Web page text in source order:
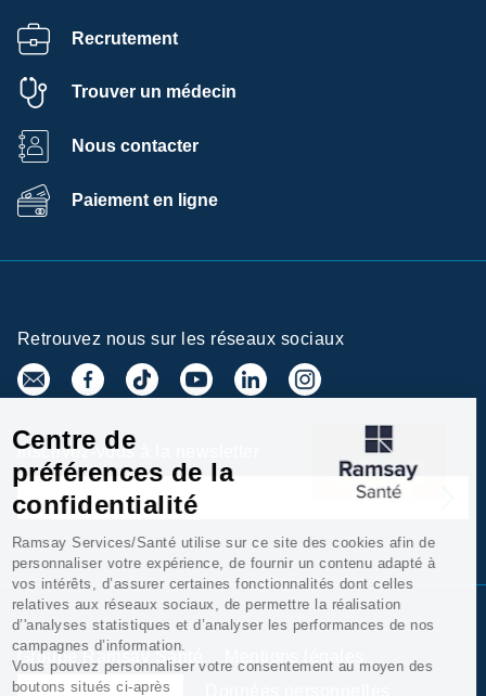
Recrutement
Trouver un médecin
Nous contacter
Paiement en ligne
Retrouvez nous sur les réseaux sociaux
Inscrivez-vous à la newsletter
Groupe Ramsay Santé
Gestion des cookies
Centre de
préférences de la
confidentialité
Ramsay Services/Santé utilise sur ce site des cookies afin de
personnaliser votre expérience, de fournir un contenu adapté à
vos intérêts, d’assurer certaines fonctionnalités dont celles
relatives aux réseaux sociaux, de permettre la réalisation
d’'analyses statistiques et d’analyser les performances de nos
campagnes d’information.
Vous pouvez personnaliser votre consentement au moyen des
boutons situés ci-après